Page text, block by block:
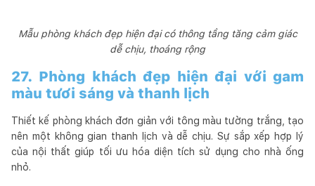
Mẫu phòng khách đẹp hiện đại có thông tầng tăng cảm giác
dễ chịu, thoáng rộng
27. Phòng khách đẹp hiện đại với gam
màu tươi sáng và thanh lịch
Thiết kế phòng khách đơn giản với tông màu tường trắng, tạo
nên một không gian thanh lịch và dễ chịu. Sự sắp xếp hợp lý
của nội thất giúp tối ưu hóa diện tích sử dụng cho nhà ống
nhỏ.